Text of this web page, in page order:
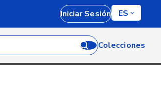
Iniciar Sesión ES
Colecciones